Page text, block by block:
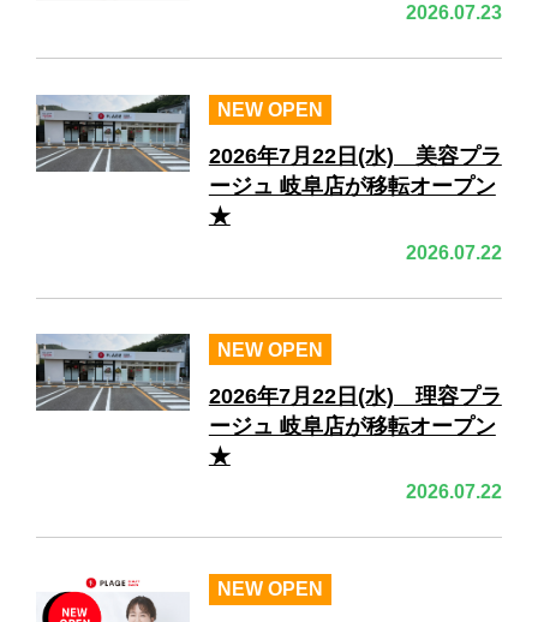
2026.07.23
NEW OPEN
2026.07.22
2026年7月22日(水) 美容プラ
ージュ 岐阜店が移転オープン
★
NEW OPEN
2026.07.22
2026年7月22日(水) 理容プラ
ージュ 岐阜店が移転オープン
★
NEW OPEN